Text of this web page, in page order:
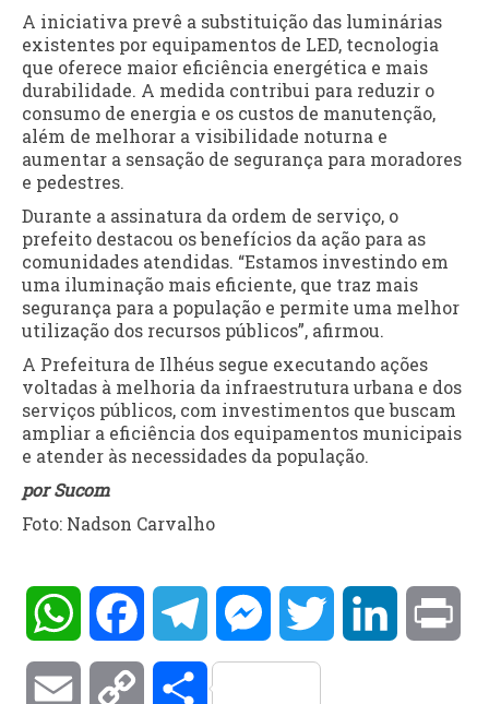
A iniciativa prevê a substituição das luminárias
existentes por equipamentos de LED, tecnologia
que oferece maior eficiência energética e mais
durabilidade. A medida contribui para reduzir o
consumo de energia e os custos de manutenção,
além de melhorar a visibilidade noturna e
aumentar a sensação de segurança para moradores
e pedestres.
Durante a assinatura da ordem de serviço, o
prefeito destacou os benefícios da ação para as
comunidades atendidas. “Estamos investindo em
uma iluminação mais eficiente, que traz mais
segurança para a população e permite uma melhor
utilização dos recursos públicos”, afirmou.
A Prefeitura de Ilhéus segue executando ações
voltadas à melhoria da infraestrutura urbana e dos
serviços públicos, com investimentos que buscam
ampliar a eficiência dos equipamentos municipais
e atender às necessidades da população.
por Sucom
Foto: Nadson Carvalho
WhatsAppFacebookTelegramMessengerTwitter LinkedIn
Email Copy Compartilhar